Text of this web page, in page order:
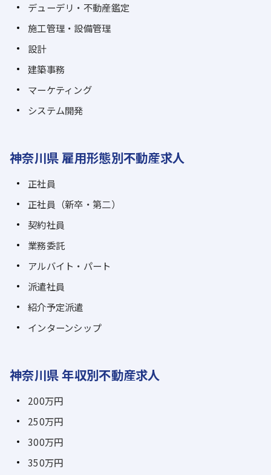
デューデリ・不動産鑑定
施工管理・設備管理
設計
建築事務
マーケティング
システム開発
神奈川県 雇用形態別不動産求人
正社員
正社員（新卒・第二）
契約社員
業務委託
アルバイト・パート
派遣社員
紹介予定派遣
インターンシップ
神奈川県 年収別不動産求人
200万円
250万円
300万円
350万円